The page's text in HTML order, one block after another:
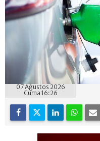
07 Ağustos 2026
Cuma 16:26